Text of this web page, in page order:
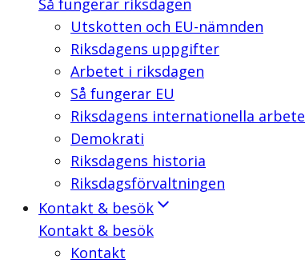
Så fungerar riksdagen
Utskotten och EU-nämnden
Riksdagens uppgifter
Arbetet i riksdagen
Så fungerar EU
Riksdagens internationella arbete
Demokrati
Riksdagens historia
Riksdagsförvaltningen
Kontakt & besök
Kontakt & besök
Kontakt